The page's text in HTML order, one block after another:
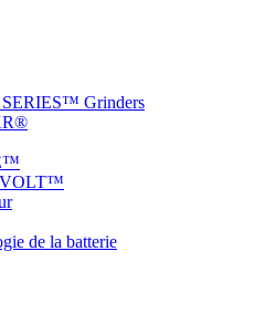
Grinders
de la batterie